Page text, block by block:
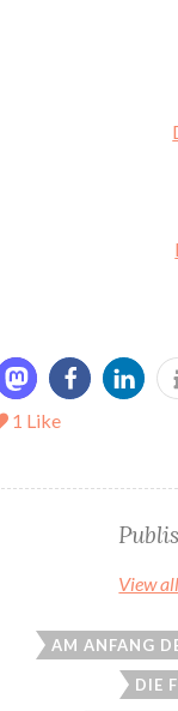
1 Like
View
AM ANFANG
DIE